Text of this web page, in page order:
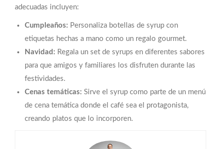
adecuadas incluyen:
Cumpleaños: Personaliza botellas de syrup con
etiquetas hechas a mano como un regalo gourmet.
Navidad: Regala un set de syrups en diferentes sabores
para que amigos y familiares los disfruten durante las
festividades.
Cenas temáticas: Sirve el syrup como parte de un menú
de cena temática donde el café sea el protagonista,
creando platos que lo incorporen.